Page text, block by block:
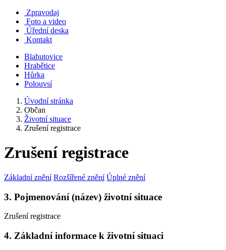
Zpravodaj
Foto a video
Úřední deska
Kontakt
Blahutovice
Hrabětice
Hůrka
Polouvsí
Úvodní stránka
Občan
Životní situace
Zrušení registrace
Zrušení registrace
Základní znění Rozšířené znění Úplné znění
3. Pojmenování (název) životní situace
Zrušení registrace
4. Základní informace k životní situaci